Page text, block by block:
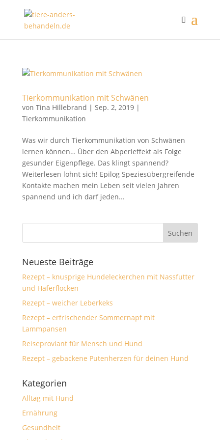
Tierkommunikation mit Schwänen
von Tina Hillebrand | Sep. 2, 2019|
Tierkommunikation
Was wir durch Tierkommunikation von Schwänen
lernen können… Über den Abperleffekt als Folge
gesunder Eigenpflege. Das klingt spannend?
Weiterlesen lohnt sich! Epilog Speziesübergreifende
Kontakte machen mein Leben seit vielen Jahren
spannend und ich darf jeden...
Neueste Beiträge
Rezept – knusprige Hundeleckerchen mit Nassfutter
und Haferflocken
Rezept – weicher Leberkeks
Rezept – erfrischender Sommernapf mit
Lammpansen
Reiseproviant für Mensch und Hund
Rezept – gebackene Putenherzen für deinen Hund
Kategorien
Alltag mit Hund
Ernährung
Gesundheit